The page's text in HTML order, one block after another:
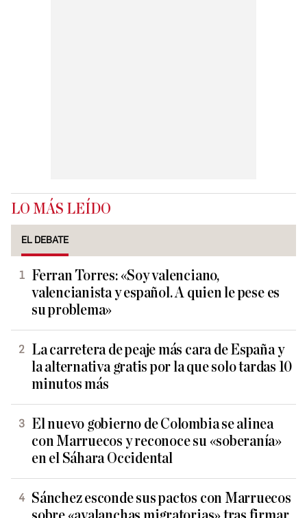
LO MÁS LEÍDO
EL DEBATE
Ferran Torres: «Soy valenciano,
valencianista y español. A quien le pese es
su problema»
La carretera de peaje más cara de España y
la alternativa gratis por la que solo tardas 10
minutos más
El nuevo gobierno de Colombia se alinea
con Marruecos y reconoce su «soberanía»
en el Sáhara Occidental
Sánchez esconde sus pactos con Marruecos